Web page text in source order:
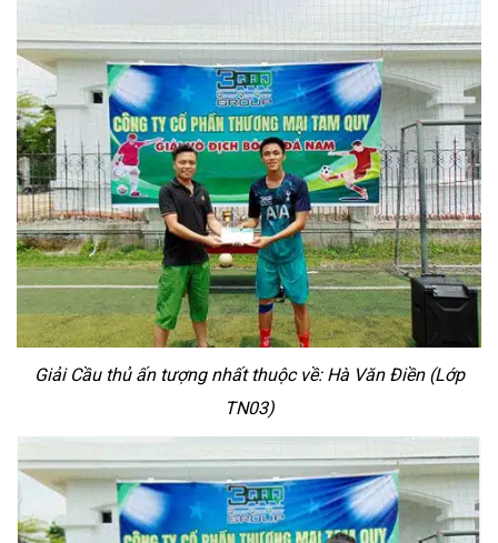
Giải Cầu thủ ấn tượng nhất thuộc về: Hà Văn Điền (Lớp
TN03)